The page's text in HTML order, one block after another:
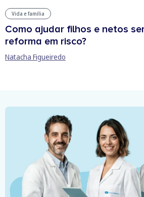
Vida e família
Como ajudar filhos e netos
reforma em risco?
Natacha Figueiredo